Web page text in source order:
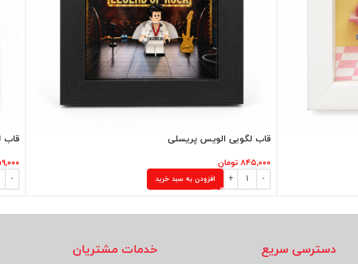
قاب لگویی الویس پریسلی
۸۴۵,۰۰۰ تومان
افزودن به سبد خرید
قاب
دسترسی سریع خدمات مشتریان